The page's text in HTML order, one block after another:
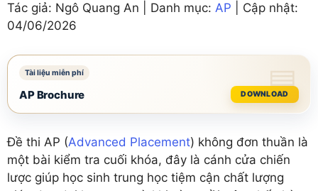
Tác giả: Ngô Quang An | Danh mục: AP | Cập nhật:
04/06/2026
AP Brochure DOWNLOAD
Đề thi AP (Advanced Placement) không đơn thuần là
một bài kiểm tra cuối khóa, đây là cánh cửa chiến
lược giúp học sinh trung học tiệm cận chất lượng